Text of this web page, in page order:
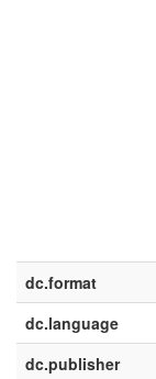
dc.format
dc.language
dc.publisher